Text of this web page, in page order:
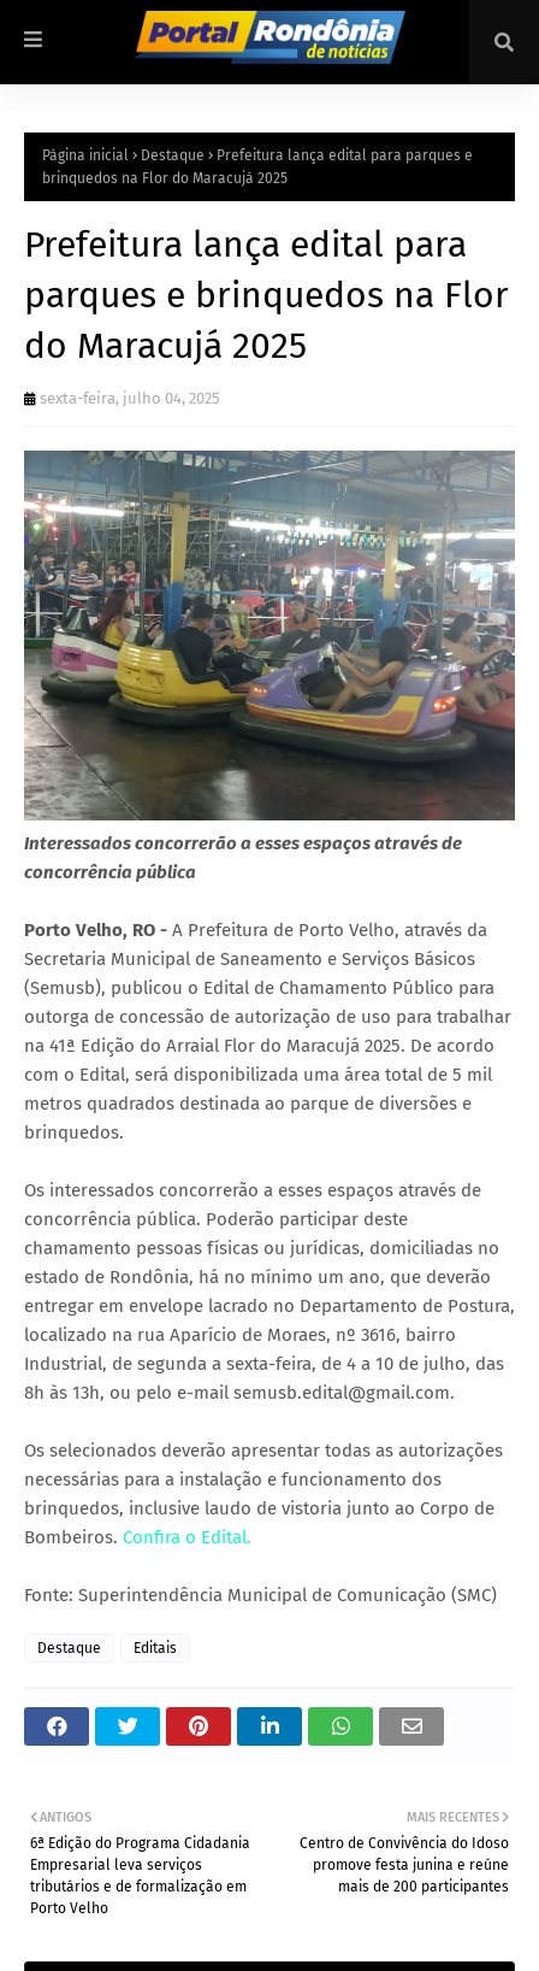
Página inicial Destaque
Prefeitura lança edital para parques e
brinquedos na Flor do Maracujá 2025
Prefeitura lança edital para
parques e brinquedos na Flor
do Maracujá 2025
sexta-feira, julho 04, 2025
Interessados concorrerão a esses espaços através de
concorrência pública
Porto Velho, RO - A Prefeitura de Porto Velho, através da
Secretaria Municipal de Saneamento e Serviços Básicos
(Semusb), publicou o Edital de Chamamento Público para
outorga de concessão de autorização de uso para trabalhar
na 41ª Edição do Arraial Flor do Maracujá 2025. De acordo
com o Edital, será disponibilizada uma área total de 5 mil
metros quadrados destinada ao parque de diversões e
brinquedos.
Os interessados concorrerão a esses espaços através de
concorrência pública. Poderão participar deste
chamamento pessoas físicas ou jurídicas, domiciliadas no
estado de Rondônia, há no mínimo um ano, que deverão
entregar em envelope lacrado no Departamento de Postura,
localizado na rua Aparício de Moraes, nº 3616, bairro
Industrial, de segunda a sexta-feira, de 4 a 10 de julho, das
8h às 13h, ou pelo e-mail semusb.edital@gmail.com.
Os selecionados deverão apresentar todas as autorizações
necessárias para a instalação e funcionamento dos
brinquedos, inclusive laudo de vistoria junto ao Corpo de
Bombeiros. Confira o Edital.
Fonte: Superintendência Municipal de Comunicação (SMC)
Destaque Editais
MAIS RECENTES
Centro de Convivência do Idoso
promove festa junina e reúne
mais de 200 participantes
ANTIGOS
6ª Edição do Programa Cidadania
Empresarial leva serviços
tributários e de formalização em
Porto Velho